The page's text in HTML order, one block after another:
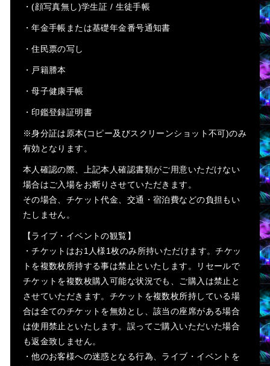
・(顔写真無し)学生証 / 生徒手帳
・年金手帳または基礎年金番号通知書
・住民票の写し
・戸籍謄本
・母子健康手帳
・印鑑登録証明書
※身分証は原本(コピー及びスクリーンショット不可)のみ
有効となります。
本人確認の際、上記本人確認書類がご用意いただけない
場合はご入場をお断りさせていただきます。
その場合、チケット代金、交通・宿泊費などの負担もい
たしません。
【ライブ・イベントの観覧】
・チケットはお1人様1枚のみ所持いただけます。チケッ
トを複数枚所持する事は禁止といたします。リセールで
チケットを複数枚購入可能な状況でも、ご購入は禁止と
させていただきます。チケットを複数枚所持している場
合は全てのチケットを無効とし、該当の座席がある場合
は使用禁止といたします。誤ってご購入いただいた場合
も返金致しません。
・他のお客様への迷惑となる行為、ライブ・イベントを